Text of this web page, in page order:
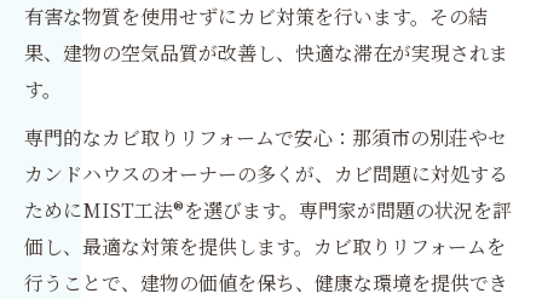
有害な物質を使用せずにカビ対策を行います。その結
果、建物の空気品質が改善し、快適な滞在が実現されま
す。
専門的なカビ取りリフォームで安心：那須市の別荘やセ
カンドハウスのオーナーの多くが、カビ問題に対処する
ためにMIST工法®を選びます。専門家が問題の状況を評
価し、最適な対策を提供します。カビ取りリフォームを
行うことで、建物の価値を保ち、健康な環境を提供でき